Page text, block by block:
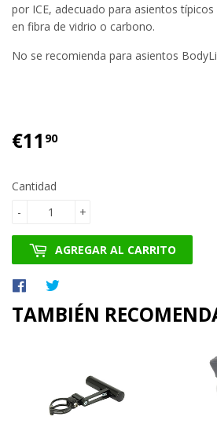
por ICE, adecuado para asientos
en fibra de vidrio o carbono.
No se recomienda para asientos
€11 90€11.90
Cantidad
+
-
AGREGAR AL CARRITO
Compartir
Facebook
en
Twitter
TAMBIÉN